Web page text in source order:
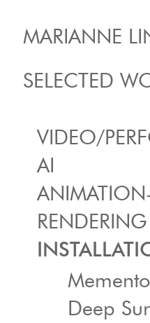
MARIANNE
SELECTED
VIDEO/
AI
RENDERING
Memento
Deep